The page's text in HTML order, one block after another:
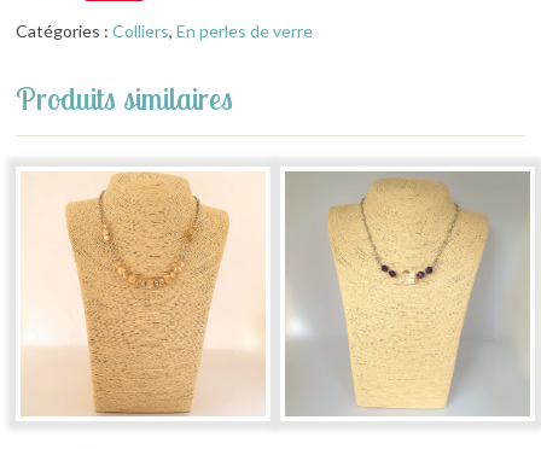
Catégories :Colliers,En perles de verre
Produits similaires